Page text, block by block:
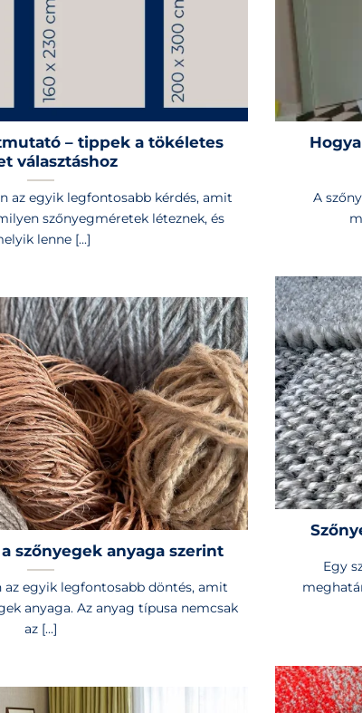
– tippek a tökéletes
választáshoz
az egyik legfontosabb kérdés, amit
szőnyegméretek léteznek, és
lenne [...]
A
Egy
szőnyegek anyaga szerint
az egyik legfontosabb döntés, amit
anyaga. Az anyag típusa nemcsak
az [...]